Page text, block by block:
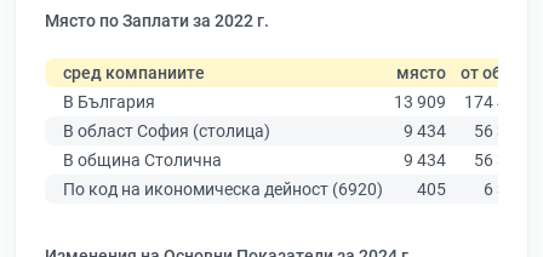
Място по Заплати за 2022 г.
сред компаниите място от общо
В България
13 909
174 403
В област София (столица)
9 434
56 378
В община Столична
9 434
56 378
По код на икономическа дейност (6920)
405 6 379